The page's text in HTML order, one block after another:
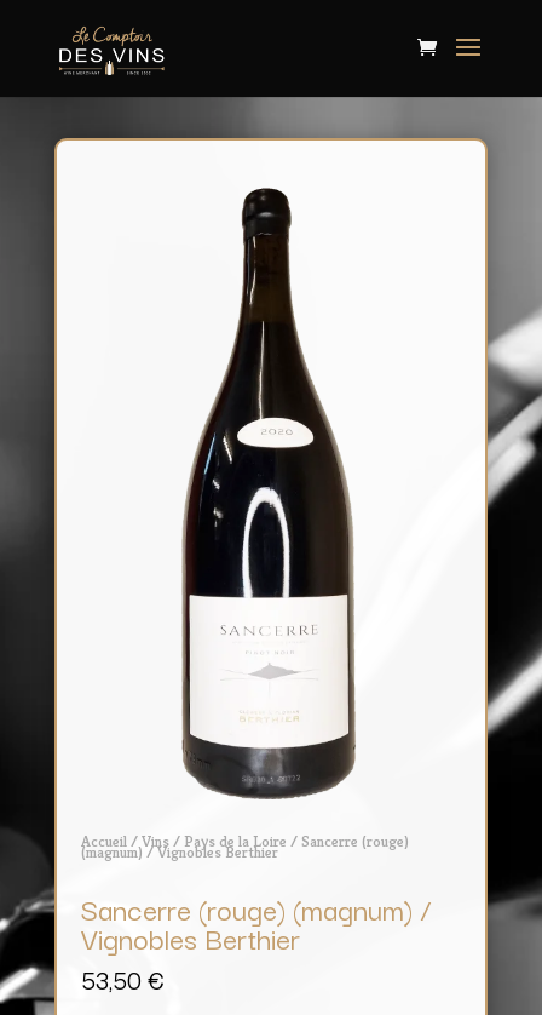
Accueil/Vins/ Pays de la Loire / Sancerre (rouge)
(magnum) / Vignobles Berthier
Sancerre (rouge) (magnum) /
Vignobles Berthier
53,50€